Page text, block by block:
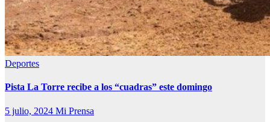
Deportes
Pista La Torre recibe a los “cuadras” este domingo
5 julio, 2024 Mi Prensa